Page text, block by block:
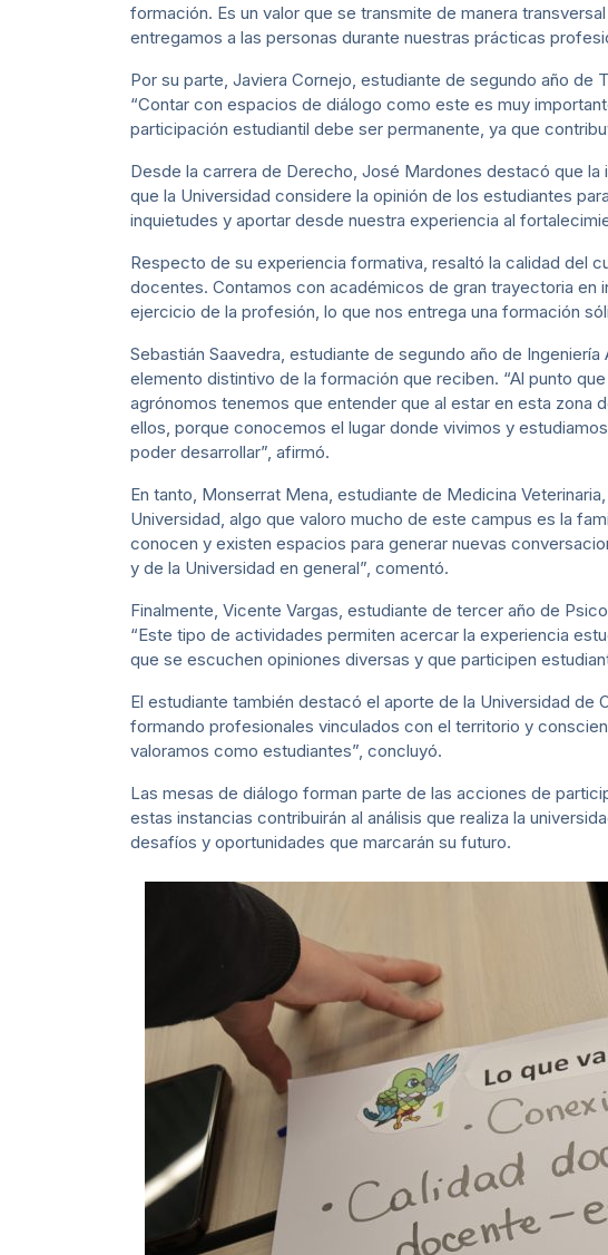
formación. Es un valor que se transmite de manera
entregamos a las personas durante nuestras prácticas
Por su parte, Javiera Cornejo, estudiante de segundo año
“Contar con espacios de diálogo como este es muy
participación estudiantil debe ser permanente, ya que
Desde la carrera de Derecho, José Mardones destacó que
que la Universidad considere la opinión de los estudiantes
inquietudes y aportar desde nuestra experiencia al
Respecto de su experiencia formativa, resaltó la calidad del
docentes. Contamos con académicos de gran trayectoria en
ejercicio de la profesión, lo que nos entrega una formación
Sebastián Saavedra, estudiante de segundo año de
elemento distintivo de la formación que reciben. “Al punto
agrónomos tenemos que entender que al estar en esta zona
ellos, porque conocemos el lugar donde vivimos y
poder desarrollar”, afirmó.
En tanto, Monserrat Mena, estudiante de Medicina
Universidad, algo que valoro mucho de este campus es la
conocen y existen espacios para generar nuevas
y de la Universidad en general”, comentó.
Finalmente, Vicente Vargas, estudiante de tercer año de
“Este tipo de actividades permiten acercar la experiencia
que se escuchen opiniones diversas y que participen
El estudiante también destacó el aporte de la Universidad de
formando profesionales vinculados con el territorio y
valoramos como estudiantes”, concluyó.
Las mesas de diálogo forman parte de las acciones de
estas instancias contribuirán al análisis que realiza la
desafíos y oportunidades que marcarán su futuro.